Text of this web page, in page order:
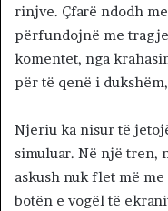
rinjve. Çfarë ndodh
përfundojnë me
komentet, nga
për të qenë i
Njeriu ka nisur të
simuluar. Në një tren,
askush nuk flet më
botën e vogël të